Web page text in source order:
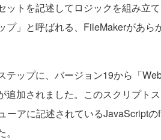
ットを記述してロジックを組み立
プ」と呼ばれる、FileMakerがあ
テップに、バージョン19から「
追加されました。このスクリプト
ーアに記述されているJavaScript